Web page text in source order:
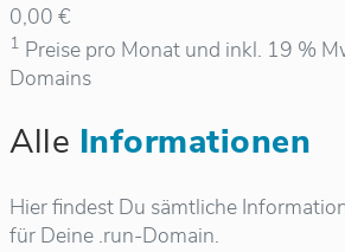
0,00 €
1 Preise pro Monat und inkl. 19 %
Domains
Alle Informationen
Hier findest Du sämtliche
für Deine .run-Domain.